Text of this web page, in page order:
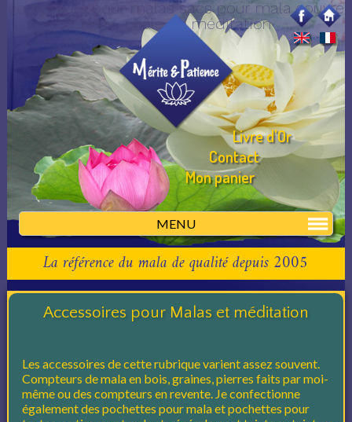
compteurs pour malas sacs pour mala couvre
texte, châle de méditation
MENU
Livre d'Or
Contact
Mon panier
La référence du mala de qualité depuis 2005
Accessoires pour Malas et méditation
Les accessoires de cette rubrique varient assez souvent.
Compteurs de mala en bois, graines, pierres faits par moi-
même ou des compteurs en revente. Je confectionne
également des pochettes pour mala et pochettes pour